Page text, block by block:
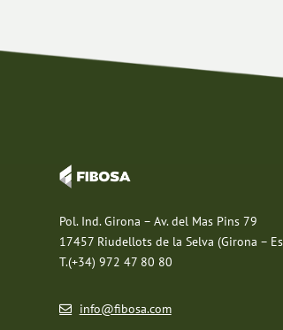
Pol. Ind. Girona – Av. del Mas Pins 79
17457 Riudellots de la Selva (Girona –
T.(+34) 972 47 80 80
info@fibosa.com